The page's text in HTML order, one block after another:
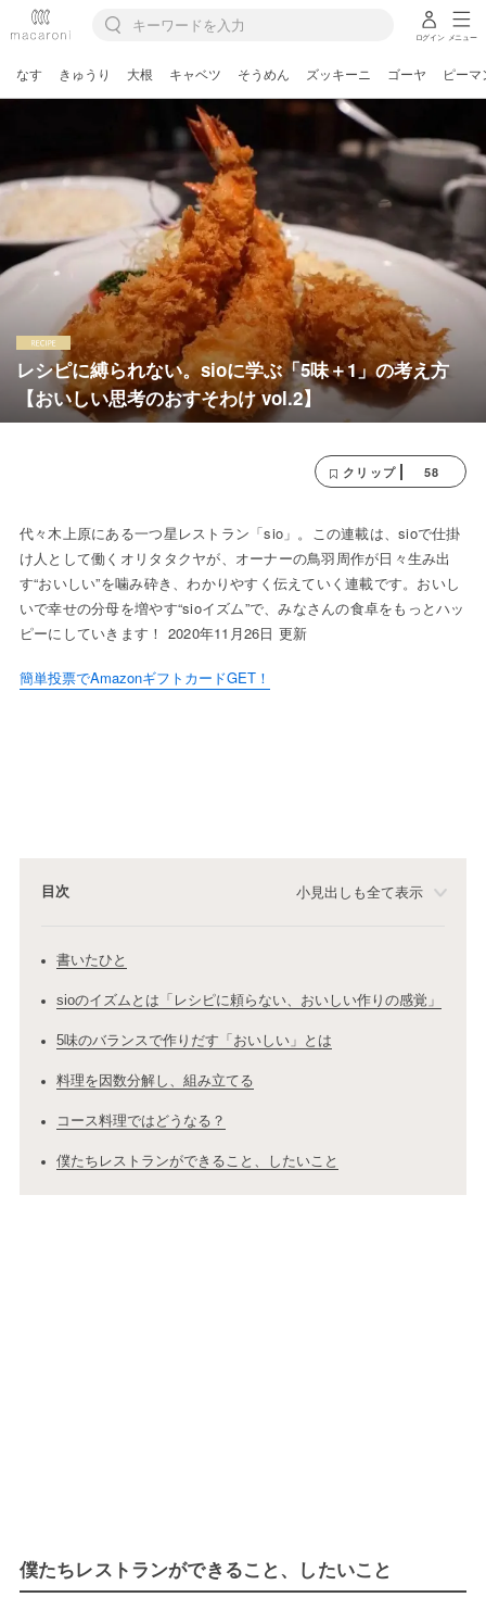
ログイン メニュー
なす きゅうり 大根 キャベツ そうめん ズッキーニ ゴーヤ ピーマ
レシピに縛られない。sioに学ぶ「5味＋1」の考え方
【おいしい思考のおすそわけ vol.2】
クリップ 58
代々木上原にある一つ星レストラン「sio」。この連載は、sioで仕掛
け人として働くオリタタクヤが、オーナーの鳥羽周作が日々生み出
す“おいしい”を噛み砕き、わかりやすく伝えていく連載です。おいし
いで幸せの分母を増やす“sioイズム”で、みなさんの食卓をもっとハッ
ピーにしていきます！ 2020年11月26日 更新
簡単投票でAmazonギフトカードGET！
目次 小見出しも全て表示
書いたひと
sioのイズムとは「レシピに頼らない、おいしい作りの感覚」
5味のバランスで作りだす「おいしい」とは
料理を因数分解し、組み立てる
コース料理ではどうなる？
僕たちレストランができること、したいこと
僕たちレストランができること、したいこと